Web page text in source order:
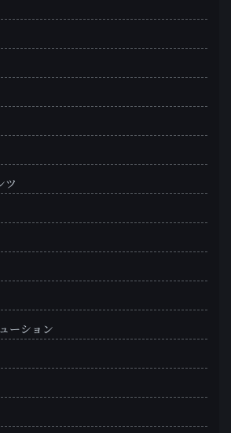
ツ
ーション